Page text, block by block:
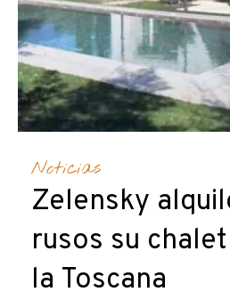
Noticias
Zelensky
rusos su
la Toscana